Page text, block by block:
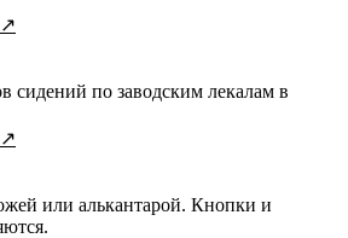
↗
сидений по заводским лекалам в
↗
или алькантарой. Кнопки и